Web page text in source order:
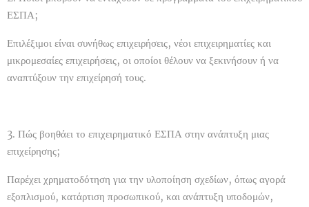
ΕΣΠΑ;
Επιλέξιμοι είναι συνήθως επιχειρήσεις, νέοι επιχειρηματίες και
μικρομεσαίες επιχειρήσεις, οι οποίοι θέλουν να ξεκινήσουν ή να
αναπτύξουν την επιχείρησή τους.
3. Πώς βοηθάει το επιχειρηματικό ΕΣΠΑ στην ανάπτυξη μιας
επιχείρησης;
Παρέχει χρηματοδότηση για την υλοποίηση σχεδίων, όπως αγορά
εξοπλισμού, κατάρτιση προσωπικού, και ανάπτυξη υποδομών,